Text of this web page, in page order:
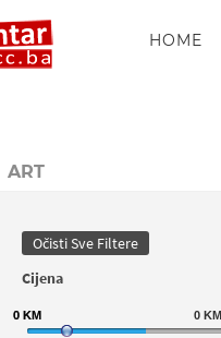
HOME
ART
Očisti Sve Filtere
Cijena
0 KM
0 KM
0 KM